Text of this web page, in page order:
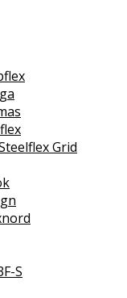
Grid
S